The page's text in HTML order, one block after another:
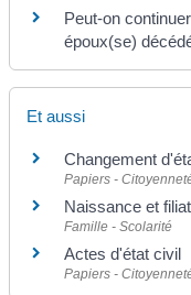
Peut-on
époux(se)
Et aussi
Changement
Papiers -
Naissance et
Famille - Scolarité
Actes d'état civil
Papiers -